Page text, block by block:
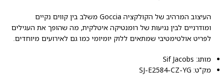
העיצוב המרהיב של הקולקציה Goccia משלב בין קווים נקיים
ומודרניים לבין נגיעות של רומנטיקה איטלקית, מה שהופך את העגילים
לפריט אולטימטיבי שמתאים ללוק יומיומי כמו גם לאירועים מיוחדים.
מותג: Sif Jacobs
מק"ט: SJ-E2584-CZ-YG